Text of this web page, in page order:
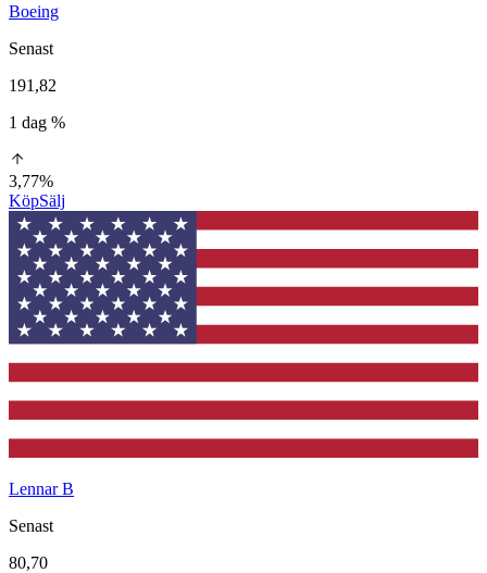
Boeing
Senast
191,82
1 dag %
3,77%
KöpSälj
Lennar B
Senast
80,70